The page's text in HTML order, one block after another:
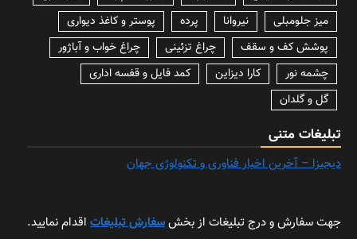
میز جلومبلی
نیروانا پرده
پوستر و کاغذ دیواری
پوشش کف و سقف
چراغ تزئینی
چراغ خواب و آباژور
چشمه نور
کارا دیزاین
کمد فایل و قفسه اداری
گل و گلدان
تبلیغات متنی
دیجیزا – آخرین اخبار فناوری و تکنولوژی جهان
جهت سفارش و درج تبلیغات از بخشسفارش تبلیغات اقدام نمایید.